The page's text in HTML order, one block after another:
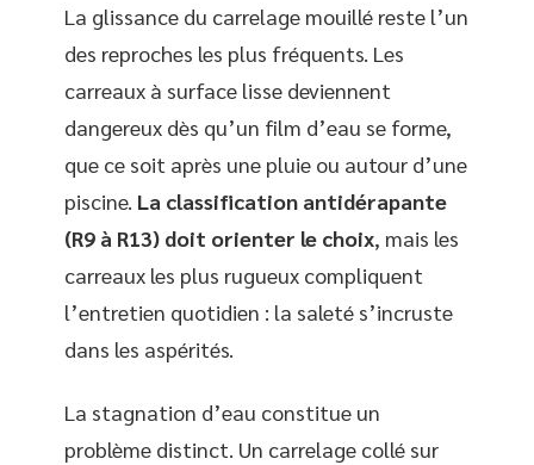
La glissance du carrelage mouillé reste l’un
des reproches les plus fréquents. Les
carreaux à surface lisse deviennent
dangereux dès qu’un film d’eau se forme,
que ce soit après une pluie ou autour d’une
piscine. La classification antidérapante
(R9 à R13) doit orienter le choix, mais les
carreaux les plus rugueux compliquent
l’entretien quotidien : la saleté s’incruste
dans les aspérités.
La stagnation d’eau constitue un
problème distinct. Un carrelage collé sur